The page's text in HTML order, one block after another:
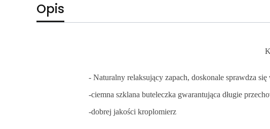
Opis
- Naturalny relaksujący zapach, doskonale sprawdza się
-ciemna szklana buteleczka gwarantująca długie
-dobrej jakości kroplomierz